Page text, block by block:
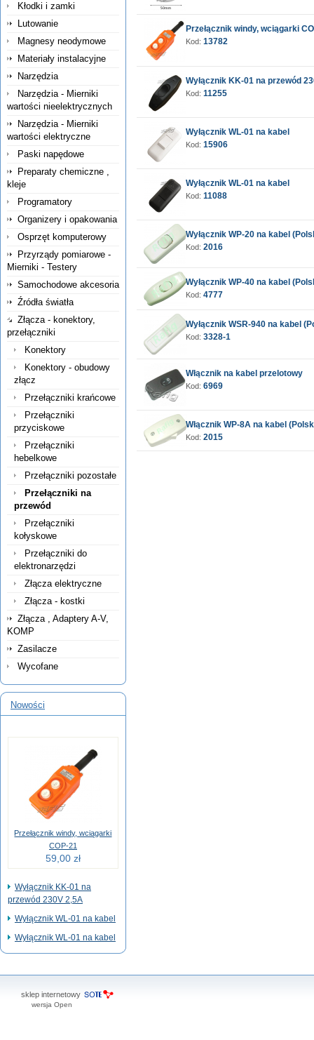
Kłodki i zamki
Lutowanie
Magnesy neodymowe
Materiały instalacyjne
Narzędzia
Narzędzia - Mierniki
wartości nieelektrycznych
Narzędzia - Mierniki
wartości elektryczne
Paski napędowe
Preparaty chemiczne ,
kleje
Programatory
Organizery i opakowania
Osprzęt komputerowy
Przyrządy pomiarowe -
Mierniki - Testery
Samochodowe akcesoria
Źródła światła
Złącza - konektory,
przełączniki
Konektory
Konektory - obudowy
złącz
Przełączniki krańcowe
Przełączniki
przyciskowe
Przełączniki
hebelkowe
Przełączniki pozostałe
Przełączniki na
przewód
Przełączniki
kołyskowe
Przełączniki do
elektronarzędzi
Złącza elektryczne
Złącza - kostki
Złącza , Adaptery A-V,
KOMP
Zasilacze
Wycofane
Nowości
Przełącznik windy, wciągarki
COP-21
59,00 zł
Wyłącznik KK-01 na
przewód 230V 2,5A
Wyłącznik WL-01 na kabel
Wyłącznik WL-01 na kabel
Przełącznik windy, wciągarki
Kod: 13782
Wyłącznik KK-01 na przewód
Kod: 11255
Wyłącznik WL-01 na kabel
Kod: 15906
Wyłącznik WL-01 na kabel
Kod: 11088
Wyłącznik WP-20 na kabel
Kod: 2016
Wyłącznik WP-40 na kabel
Kod: 4777
Wyłącznik WSR-940 na kabel
Kod: 3328-1
Włącznik na kabel przelotowy
Kod: 6969
Włącznik WP-8A na kabel
Kod: 2015
sklep internetowy
wersja Open